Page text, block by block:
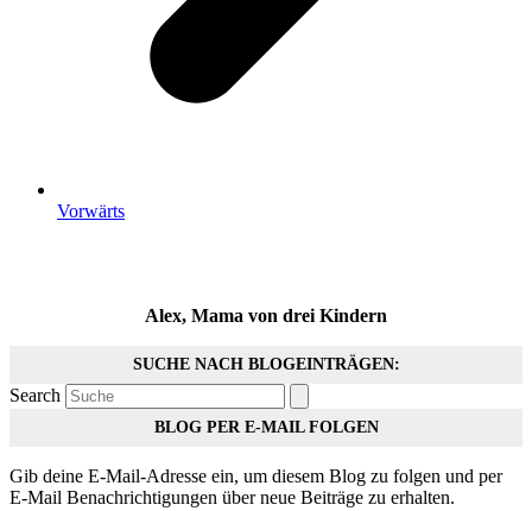
Vorwärts
Alex, Mama von drei Kindern
SUCHE NACH BLOGEINTRÄGEN:
Search
BLOG PER E-MAIL FOLGEN
Gib deine E-Mail-Adresse ein, um diesem Blog zu folgen und per
E-Mail Benachrichtigungen über neue Beiträge zu erhalten.